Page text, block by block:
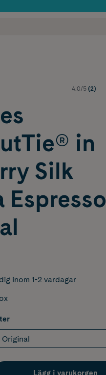
4.0/5 (2)
in
Silk
Espresso
inom 1-2 vardagar
Original
Lägg i varukorgen